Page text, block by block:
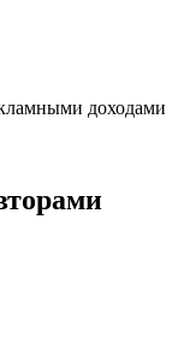
доходами